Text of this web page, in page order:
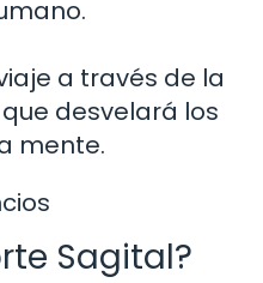
a través de la
desvelará los
mente.
Sagital?